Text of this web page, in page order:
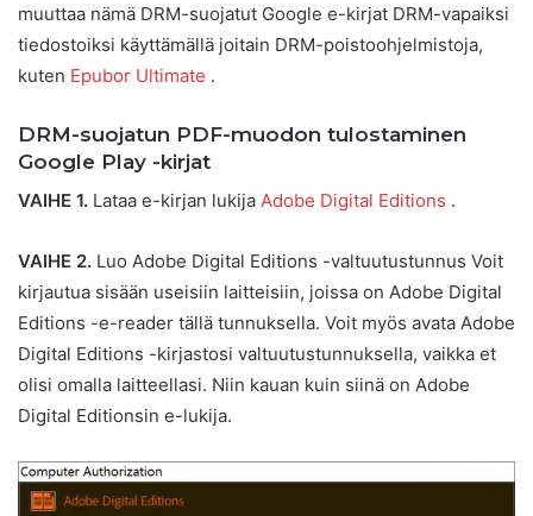
muuttaa nämä DRM-suojatut Google e-kirjat DRM-vapaiksi
tiedostoiksi käyttämällä joitain DRM-poistoohjelmistoja,
kuten Epubor Ultimate .
DRM-suojatun PDF-muodon tulostaminen
Google Play -kirjat
VAIHE 1. Lataa e-kirjan lukija Adobe Digital Editions .
VAIHE 2. Luo Adobe Digital Editions -valtuutustunnus Voit
kirjautua sisään useisiin laitteisiin, joissa on Adobe Digital
Editions -e-reader tällä tunnuksella. Voit myös avata Adobe
Digital Editions -kirjastosi valtuutustunnuksella, vaikka et
olisi omalla laitteellasi. Niin kauan kuin siinä on Adobe
Digital Editionsin e-lukija.